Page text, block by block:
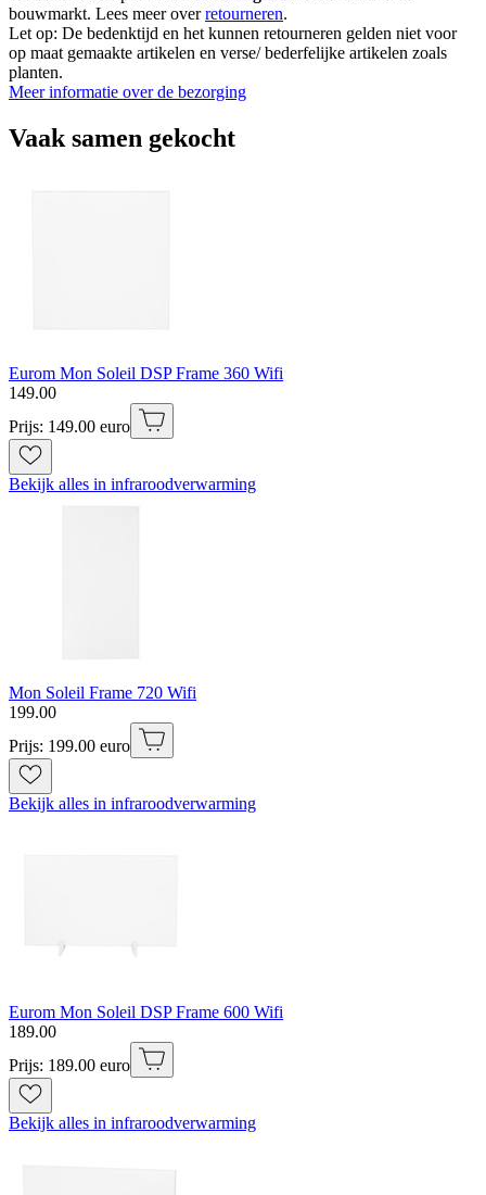
bouwmarkt. Lees meer overretourneren.
Let op: De bedenktijd en het kunnen retourneren gelden niet voor
op maat gemaakte artikelen en verse/ bederfelijke artikelen zoals
planten.
Meer informatie over de bezorging
Vaak samen gekocht
Eurom Mon Soleil DSP Frame 360 Wifi
149.00
Prijs: 149.00 euro
Bekijk alles in infraroodverwarming
Mon Soleil Frame 720 Wifi
199.00
Prijs: 199.00 euro
Bekijk alles in infraroodverwarming
Eurom Mon Soleil DSP Frame 600 Wifi
189.00
Prijs: 189.00 euro
Bekijk alles in infraroodverwarming